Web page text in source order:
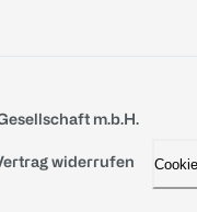
m.b.H.
widerrufen